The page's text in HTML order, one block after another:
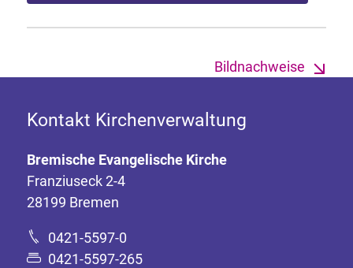
Bildnachweise
Kontakt Kirchenverwaltung
Bremische Evangelische Kirche
Franziuseck 2-4
28199 Bremen
0421-5597-0
0421-5597-265